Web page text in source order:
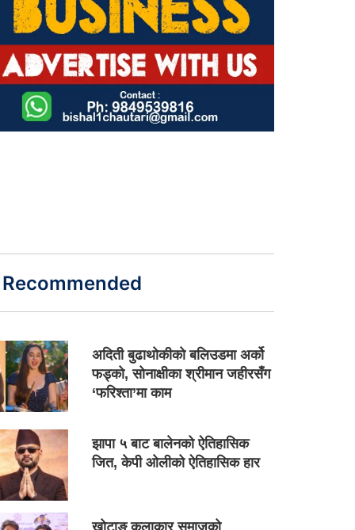
Recommended
अदिती बुढाथोकीको बलिउडमा अर्को
फड्को, सोनाक्षीका श्रीमान जहीरसँग
‘फरिश्ता’मा काम
झापा ५ बाट बालेनको ऐतिहासिक
जित, केपी ओलीको ऐतिहासिक हार